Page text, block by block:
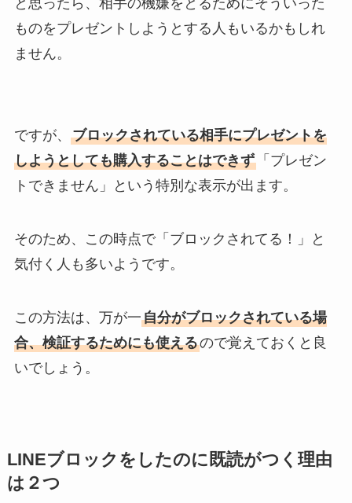
と思ったら、相手の機嫌をとるためにそういった
ものをプレゼントしようとする人もいるかもしれ
ません。
ですが、 ブロックされている相手にプレゼントを
しようとしても購入することはできず「プレゼン
トできません」という特別な表示が出ます。
そのため、この時点で「ブロックされてる！」と
気付く人も多いようです。
この方法は、万が一自分がブロックされている場
合、検証するためにも使えるので覚えておくと良
いでしょう。
LINEブロックをしたのに既読がつく理由
は２つ